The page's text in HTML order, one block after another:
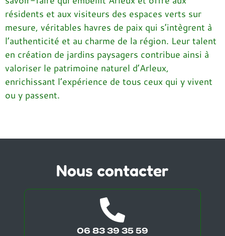
résidents et aux visiteurs des espaces verts sur
mesure, véritables havres de paix qui s’intègrent à
l’authenticité et au charme de la région. Leur talent
en création de jardins paysagers contribue ainsi à
valoriser le patrimoine naturel d’Arleux,
enrichissant l’expérience de tous ceux qui y vivent
ou y passent.
Nous contacter
06 83 39 35 59